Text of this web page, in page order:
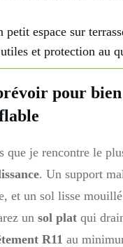
petit espace sur
et protection au
pour
que je rencontre le
. Un support
et un sol lisse
un sol plat qui
R11 au